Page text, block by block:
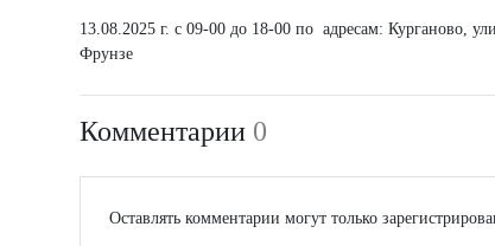
13.08.2025 г. с 09-00 до 18-00 по адресам: Курганово,
Фрунзе
Комментарии 0
Оставлять комментарии могут только